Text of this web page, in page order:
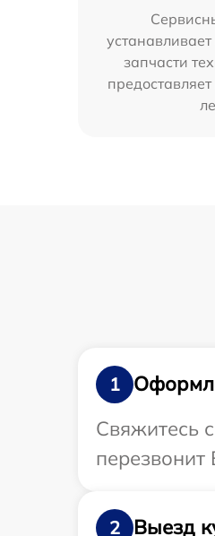
запчасти
1
Свяжитесь
перезвонит
2
Выезд